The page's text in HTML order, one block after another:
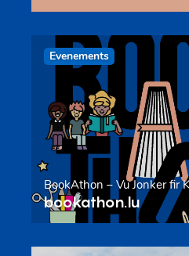
Evenements
BookAthon – Vu Jonker fir
bookathon.lu